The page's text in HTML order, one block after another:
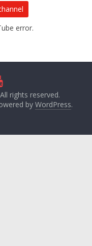
error.
rights reserved.
by WordPress.